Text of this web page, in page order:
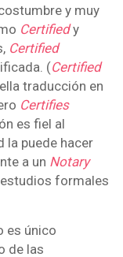
y muy
Certifiedy
Certified
(Certified
traducción en
Certifies
es fiel al
la puede hacer
a un Notary
formales
es único
de las